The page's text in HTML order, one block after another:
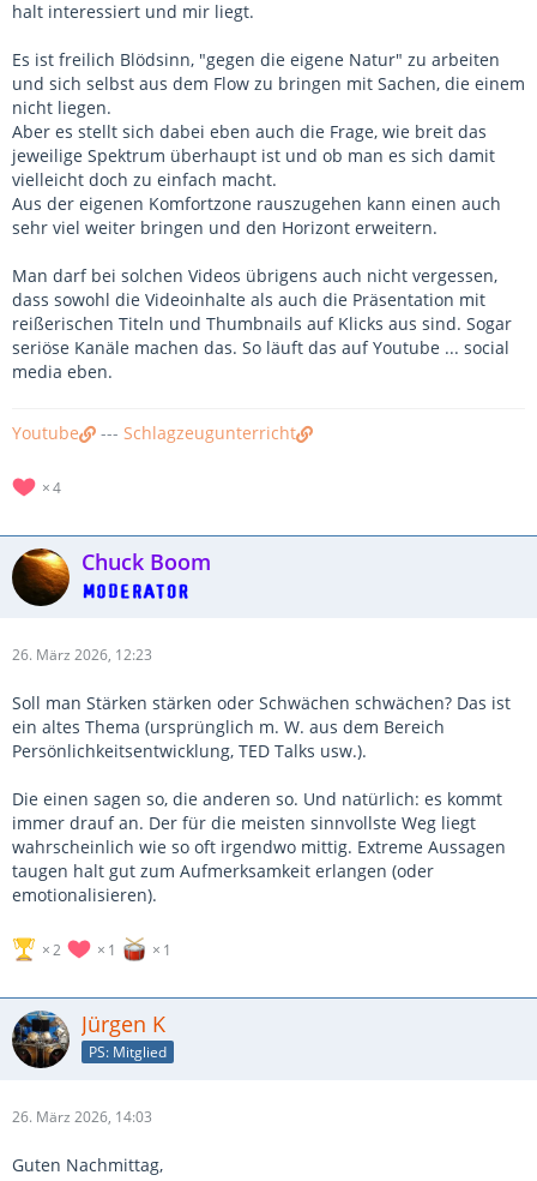
halt interessiert und mir liegt.
Es ist freilich Blödsinn, "gegen die eigene Natur" zu arbeiten
und sich selbst aus dem Flow zu bringen mit Sachen, die einem
nicht liegen.
Aber es stellt sich dabei eben auch die Frage, wie breit das
jeweilige Spektrum überhaupt ist und ob man es sich damit
vielleicht doch zu einfach macht.
Aus der eigenen Komfortzone rauszugehen kann einen auch
sehr viel weiter bringen und den Horizont erweitern.
Man darf bei solchen Videos übrigens auch nicht vergessen,
dass sowohl die Videoinhalte als auch die Präsentation mit
reißerischen Titeln und Thumbnails auf Klicks aus sind. Sogar
seriöse Kanäle machen das. So läuft das auf Youtube ... social
media eben.
Youtube --- Schlagzeugunterricht
4
Chuck Boom
26. März 2026, 12:23
Soll man Stärken stärken oder Schwächen schwächen? Das ist
ein altes Thema (ursprünglich m. W. aus dem Bereich
Persönlichkeitsentwicklung, TED Talks usw.).
Die einen sagen so, die anderen so. Und natürlich: es kommt
immer drauf an. Der für die meisten sinnvollste Weg liegt
wahrscheinlich wie so oft irgendwo mittig. Extreme Aussagen
taugen halt gut zum Aufmerksamkeit erlangen (oder
emotionalisieren).
2 1 1
Jürgen K
PS: Mitglied
26. März 2026, 14:03
Guten Nachmittag,